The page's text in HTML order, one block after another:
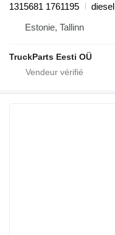
1315681 1761195
diesel
Estonie, Tallinn
TruckParts Eesti OÜ